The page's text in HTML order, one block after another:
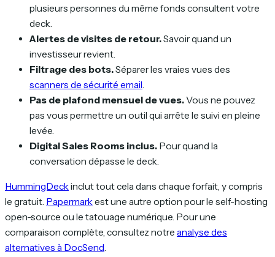
plusieurs personnes du même fonds consultent votre
deck.
Alertes de visites de retour.Savoir quand un
investisseur revient.
Filtrage des bots.Séparer les vraies vues des
scanners de sécurité email.
Pas de plafond mensuel de vues.Vous ne pouvez
pas vous permettre un outil qui arrête le suivi en pleine
levée.
Digital Sales Rooms inclus. Pour quand la
conversation dépasse le deck.
HummingDeckinclut tout cela dans chaque forfait, y compris
le gratuit. Papermarkest une autre option pour le self-hosting
open-source ou le tatouage numérique. Pour une
comparaison complète, consultez notre analyse des
alternatives à DocSend